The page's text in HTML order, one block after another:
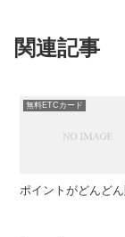
関連記事
無料ETCカード
ポイントがどんど